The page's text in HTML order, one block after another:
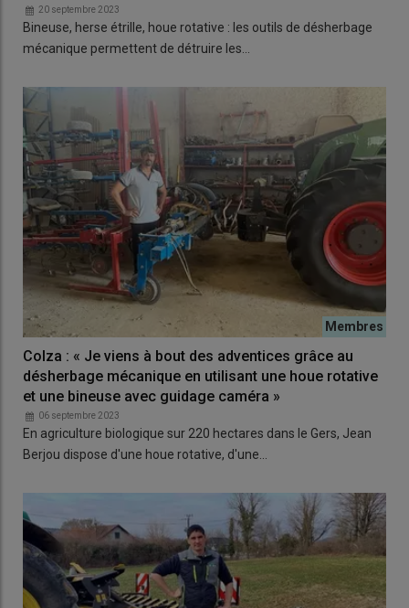
20 septembre 2023
Bineuse, herse étrille, houe rotative : les outils de désherbage
mécanique permettent de détruire les…
Colza : « Je viens à bout des adventices grâce au
désherbage mécanique en utilisant une houe rotative
et une bineuse avec guidage caméra »
06 septembre 2023
En agriculture biologique sur 220 hectares dans le Gers, Jean
Berjou dispose d'une houe rotative, d'une…